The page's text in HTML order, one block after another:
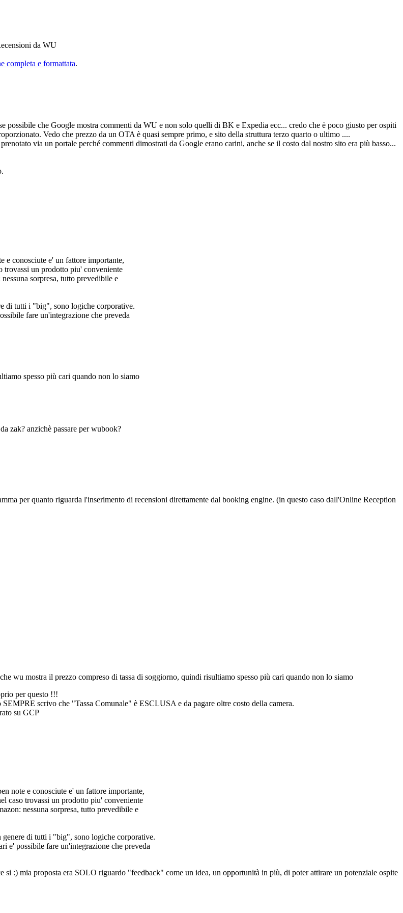
da WU
completa e formattata.
possibile che Google mostra commenti da WU e non solo quelli di BK e Expedia ecc... credo che è poco giusto per ospiti
Vedo che prezzo da un OTA è quasi sempre primo, e sito della struttura terzo quarto o ultimo ....
via un portale perché commenti dimostrati da Google erano carini, anche se il costo dal nostro sito era più basso...
e conosciute e' un fattore importante,
trovassi un prodotto piu' conveniente
sorpresa, tutto prevedibile e
di tutti i "big", sono logiche corporative.
fare un'integrazione che preveda
spesso più cari quando non lo siamo
zak? anzichè passare per wubook?
per quanto riguarda l'inserimento di recensioni direttamente dal booking engine. (in questo caso dall'Online Reception
wu mostra il prezzo compreso di tassa di soggiorno, quindi risultiamo spesso più cari quando non lo siamo
per questo !!!
scrivo che "Tassa Comunale" è ESCLUSA e da pagare oltre costo della camera.
su GCP
note e conosciute e' un fattore importante,
caso trovassi un prodotto piu' conveniente
nessuna sorpresa, tutto prevedibile e
di tutti i "big", sono logiche corporative.
e' possibile fare un'integrazione che preveda
:) mia proposta era SOLO riguardo "feedback" come un idea, un opportunità in più, di poter attirare un potenziale ospite